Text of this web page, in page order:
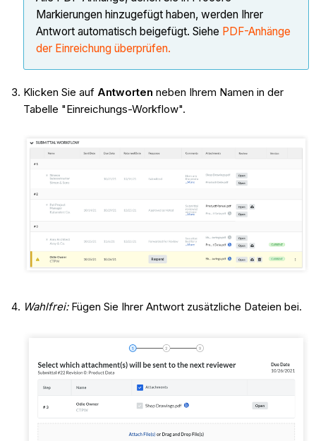
Markierungen hinzugefügt haben, werden Ihrer
Antwort automatisch beigefügt. Siehe PDF-Anhänge
der Einreichung überprüfen.
Klicken Sie auf Antworten neben Ihrem Namen in der
Tabelle "Einreichungs-Workflow".
Wahlfrei:Fügen Sie Ihrer Antwort zusätzliche Dateien bei.